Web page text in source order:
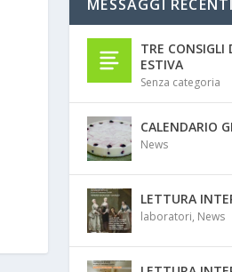
MESSAGGI RECENTI
TRE CONSIGLI
ESTIVA
Senza categoria
CALENDARIO
News
LETTURA
laboratori, News